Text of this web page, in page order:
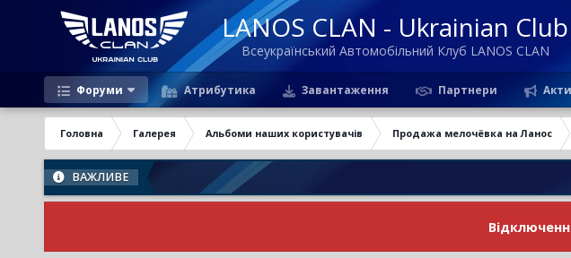
LANOS CLAN - Ukrainian Club
Всеукраїнський Автомобільний Клуб LANOS CLAN
Форуми Атрибутика Завантаження Партнери
Головна Галерея Альбоми наших користувачів Продажа мелочёвка на Ланос
ВАЖЛИВЕ